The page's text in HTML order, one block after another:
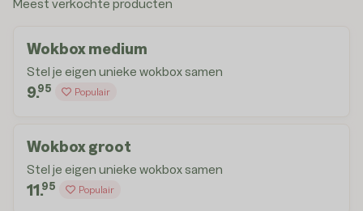
Wokbox medium
Stel je eigen unieke wokbox samen
9.95 Populair
Wokbox groot
Stel je eigen unieke wokbox samen
11.95 Populair